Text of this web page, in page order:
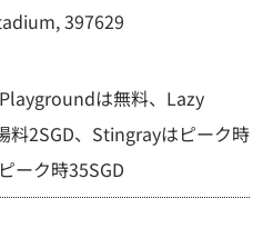
397629
は無料、Lazy
料2SGD、Stingrayはピーク時
ーク時35SGD